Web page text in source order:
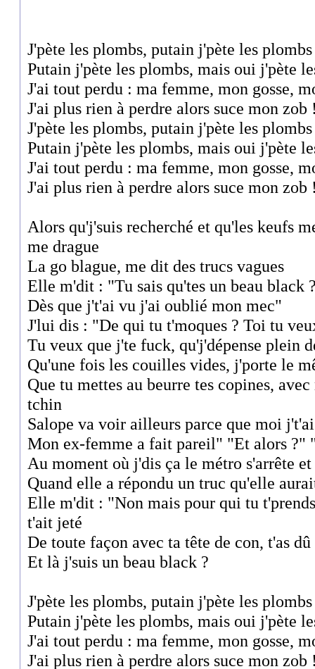
J'pète les plombs, putain j'pète les plombs
Putain j'pète les plombs, mais oui j'pète
J'ai tout perdu : ma femme, mon gosse,
J'ai plus rien à perdre alors suce mon zob
J'pète les plombs, putain j'pète les plombs
Putain j'pète les plombs, mais oui j'pète
J'ai tout perdu : ma femme, mon gosse,
J'ai plus rien à perdre alors suce mon zob
Alors qu'j'suis recherché et qu'les keufs
me drague
La go blague, me dit des trucs vagues
Elle m'dit : "Tu sais qu'tes un beau black
Dès que j't'ai vu j'ai oublié mon mec"
J'lui dis : "De qui tu t'moques ? Toi tu
Tu veux que j'te fuck, qu'j'dépense plein
Qu'une fois les couilles vides, j'porte le
Que tu mettes au beurre tes copines,
tchin
Salope va voir ailleurs parce que moi
Mon ex-femme a fait pareil" "Et alors
Au moment où j'dis ça le métro s'arrête
Quand elle a répondu un truc qu'elle
Elle m'dit : "Non mais pour qui tu
t'ait jeté
De toute façon avec ta tête de con, t'as
Et là j'suis un beau black ?
J'pète les plombs, putain j'pète les plombs
Putain j'pète les plombs, mais oui j'pète
J'ai tout perdu : ma femme, mon gosse,
J'ai plus rien à perdre alors suce mon zob